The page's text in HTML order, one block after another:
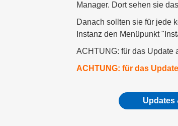
Manager. Dort sehen sie
Danach sollten sie für jede
Instanz den Menüpunkt
ACHTUNG: für das Update
ACHTUNG: für das
Updates